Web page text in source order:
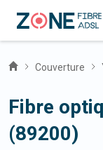
Couverture
Fibre
(89200)